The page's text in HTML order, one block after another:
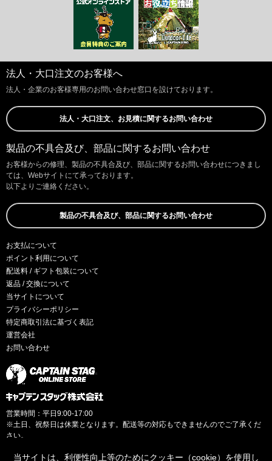
法人・大口注文のお客様へ
法人・企業のお客様専用のお問い合わせ窓口を設けております。
法人・大口注文、お見積に関するお問い合わせ
製品の不具合及び、部品に関するお問い合わせ
お客様からの修理、製品の不具合及び、部品に関するお問い合わせにつきまし
ては、Webサイトにて承っております。
以下よりご連絡ください。
製品の不具合及び、部品に関するお問い合わせ
お支払について
ポイント利用について
配送料 / ギフト包装について
返品 / 交換について
当サイトについて
プライバシーポリシー
特定商取引法に基づく表記
運営会社
お問い合わせ
営業時間：平日9:00-17:00
※土日、祝祭日は休業となります。配送等の対応もできませんのでご了承くだ
さい。
当サイトは、利便性向上等のためにクッキー（cookie）を使用し